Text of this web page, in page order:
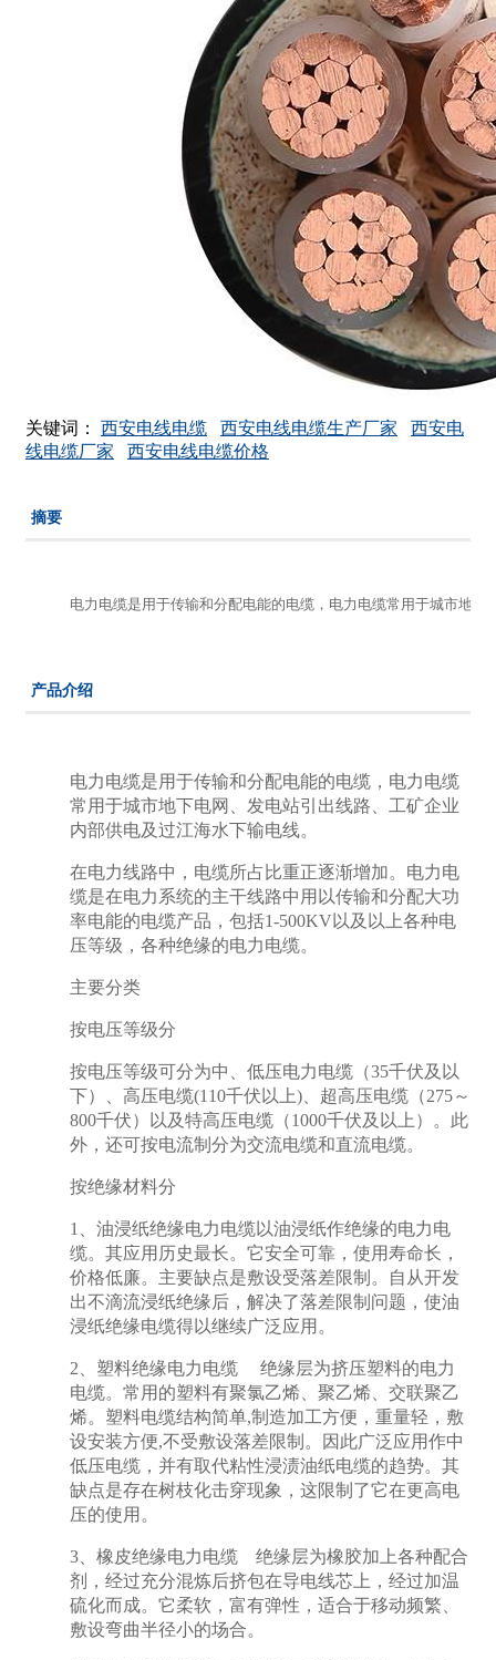
关键词： 西安电线电缆 西安电线电缆生产厂家
西安电
线电缆厂家
西安电线电缆价格
摘要
电力电缆是用于传输和分配电能的电缆，电力电缆常用于城市地
产品介绍
电力电缆是用于传输和分配电能的电缆，电力电缆
常用于城市地下电网、发电站引出线路、工矿企业
内部供电及过江海水下输电线。
在电力线路中，电缆所占比重正逐渐增加。电力电
缆是在电力系统的主干线路中用以传输和分配大功
率电能的电缆产品，包括1-500KV以及以上各种电
压等级，各种绝缘的电力电缆。
主要分类
按电压等级分
按电压等级可分为中、低压电力电缆（35千伏及以
下）、高压电缆(110千伏以上)、超高压电缆（275～
800千伏）以及特高压电缆（1000千伏及以上）。此
外，还可按电流制分为交流电缆和直流电缆。
按绝缘材料分
1、油浸纸绝缘电力电缆以油浸纸作绝缘的电力电
缆。其应用历史最长。它安全可靠，使用寿命长，
价格低廉。主要缺点是敷设受落差限制。自从开发
出不滴流浸纸绝缘后，解决了落差限制问题，使油
浸纸绝缘电缆得以继续广泛应用。
2、塑料绝缘电力电缆 绝缘层为挤压塑料的电力
电缆。常用的塑料有聚氯乙烯、聚乙烯、交联聚乙
烯。塑料电缆结构简单,制造加工方便，重量轻，敷
设安装方便,不受敷设落差限制。因此广泛应用作中
低压电缆，并有取代粘性浸渍油纸电缆的趋势。其
缺点是存在树枝化击穿现象，这限制了它在更高电
压的使用。
3、橡皮绝缘电力电缆 绝缘层为橡胶加上各种配合
剂，经过充分混炼后挤包在导电线芯上，经过加温
硫化而成。它柔软，富有弹性，适合于移动频繁、
敷设弯曲半径小的场合。